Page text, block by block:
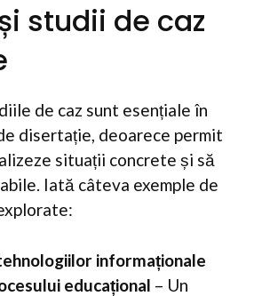
studii de caz
de caz sunt esențiale în
disertație, deoarece permit
situații concrete și să
Iată câteva exemple de
informaționale
educațional – Un